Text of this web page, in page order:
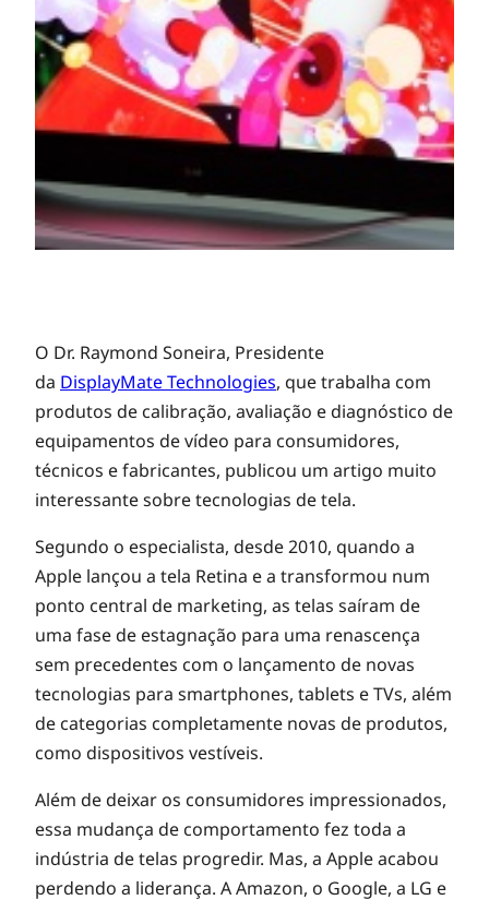
O
q
u
e
v
e
m
p
O Dr. Raymond Soneira, Presidente
da DisplayMate Technologies, que trabalha com
produtos de calibração, avaliação e diagnóstico de
equipamentos de vídeo para consumidores,
técnicos e fabricantes, publicou um artigo muito
interessante sobre tecnologias de tela.
Segundo o especialista, desde 2010, quando a
Apple lançou a tela Retina e a transformou num
ponto central de marketing, as telas saíram de
uma fase de estagnação para uma renascença
sem precedentes com o lançamento de novas
tecnologias para smartphones, tablets e TVs, além
de categorias completamente novas de produtos,
como dispositivos vestíveis.
Além de deixar os consumidores impressionados,
essa mudança de comportamento fez toda a
indústria de telas progredir. Mas, a Apple acabou
perdendo a liderança. A Amazon, o Google, a LG e